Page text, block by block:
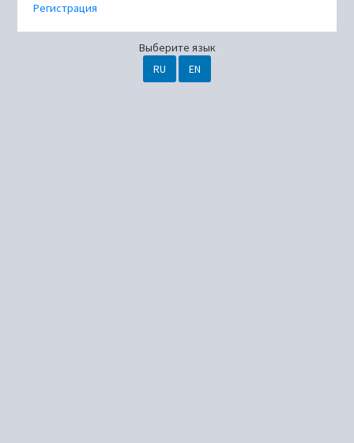
Регистрация
Выберите язык